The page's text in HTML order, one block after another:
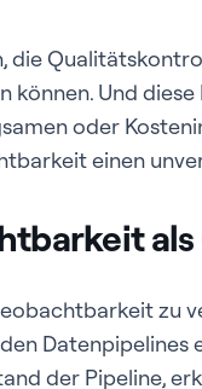
die
Und
oder
einen
zu
Datenpipelines
der Pipeline,